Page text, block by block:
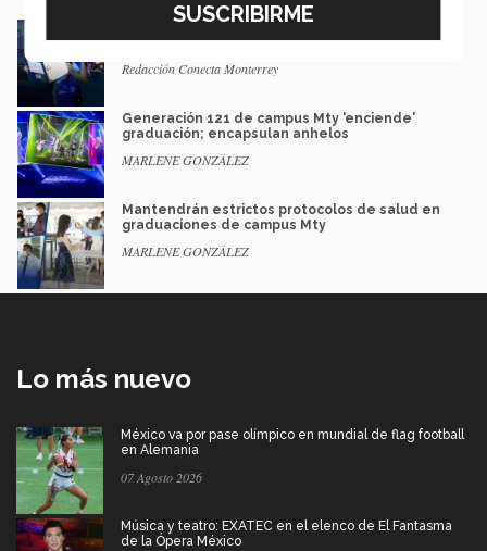
Monterrey
Redacción Conecta Monterrey
Generación 121 de campus Mty 'enciende'
graduación; encapsulan anhelos
MARLENE GONZÁLEZ
Mantendrán estrictos protocolos de salud en
graduaciones de campus Mty
MARLENE GONZÁLEZ
Lo más nuevo
México va por pase olímpico en mundial de flag football
en Alemania
07 Agosto 2026
Música y teatro: EXATEC en el elenco de El Fantasma
de la Ópera México